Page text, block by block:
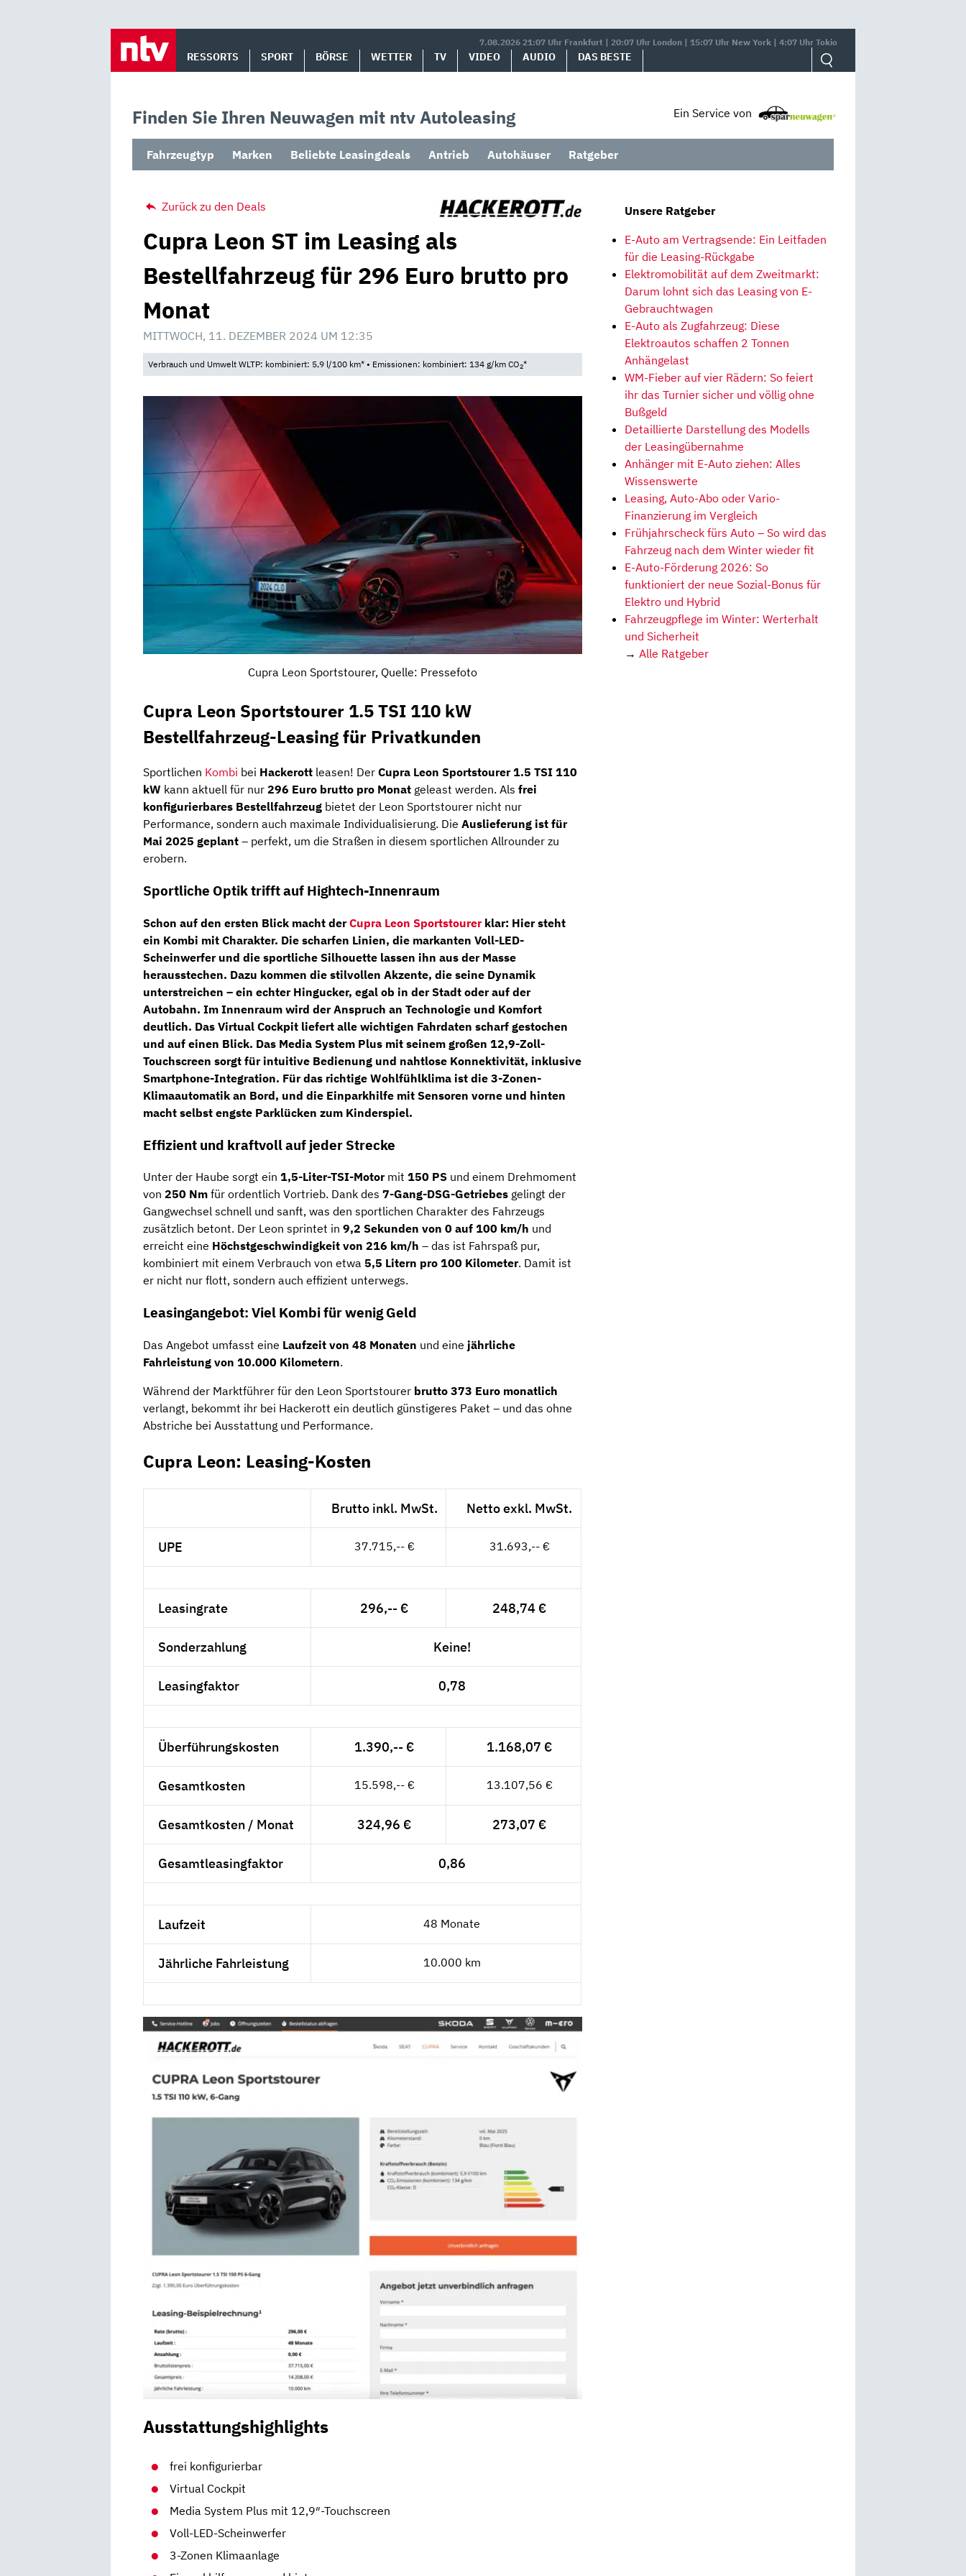
7.08.2026 21:07 Uhr Frankfurt | 20:07 Uhr London | 15:07 Uhr New York | 4:07 Uhr Tokio
RESSORTS SPORT BÖRSE WETTER TV VIDEO AUDIO DAS BESTE
Finden Sie Ihren Neuwagen mit ntv Autoleasing Ein Service von
Fahrzeugtyp Marken Beliebte Leasingdeals Antrieb Autohäuser Ratgeber
Zurück zu den Deals
Cupra Leon ST im Leasing als
Bestellfahrzeug für 296 Euro brutto pro
Monat
MITTWOCH, 11. DEZEMBER 2024 UM 12:35
Verbrauch und Umwelt WLTP: kombiniert: 5,9 l/100 km* • Emissionen: kombiniert: 134 g/km CO2*
Cupra Leon Sportstourer, Quelle: Pressefoto
Cupra Leon Sportstourer 1.5 TSI 110 kW
Bestellfahrzeug-Leasing für Privatkunden
Sportlichen Kombi bei Hackerott leasen! Der Cupra Leon Sportstourer 1.5 TSI 110
kW kann aktuell für nur 296 Euro brutto pro Monat geleast werden. Als frei
konfigurierbares Bestellfahrzeug bietet der Leon Sportstourer nicht nur
Performance, sondern auch maximale Individualisierung. Die Auslieferung ist für
Mai 2025 geplant – perfekt, um die Straßen in diesem sportlichen Allrounder zu
erobern.
Sportliche Optik trifft auf Hightech-Innenraum
Schon auf den ersten Blick macht derCupra Leon Sportstourerklar: Hier steht
ein Kombi mit Charakter. Die scharfen Linien, die markanten Voll-LED-
Scheinwerferund die sportliche Silhouette lassen ihn aus der Masse
herausstechen. Dazu kommen die stilvollen Akzente, die seine Dynamik
unterstreichen – ein echter Hingucker, egal ob in der Stadt oder auf der
Autobahn. Im Innenraum wird der Anspruch an Technologie und Komfort
deutlich. Das Virtual Cockpit liefert alle wichtigen Fahrdaten scharf gestochen
und auf einen Blick. Das Media System Plus mit seinem großen 12,9-Zoll-
Touchscreen sorgt für intuitive Bedienung und nahtlose Konnektivität, inklusive
Smartphone-Integration. Für das richtige Wohlfühlklima ist die 3-Zonen-
Klimaautomatik an Bord, und die Einparkhilfe mit Sensoren vorne und hinten
macht selbst engste Parklücken zum Kinderspiel.
Effizient und kraftvoll auf jeder Strecke
Unter der Haube sorgt ein 1,5-Liter-TSI-Motormit 150 PS und einem Drehmoment
von 250 Nm für ordentlich Vortrieb. Dank des 7-Gang-DSG-Getriebes gelingt der
Gangwechsel schnell und sanft, was den sportlichen Charakter des Fahrzeugs
zusätzlich betont. Der Leon sprintet in 9,2 Sekunden von 0 auf 100 km/h und
erreicht eine Höchstgeschwindigkeit von 216 km/h – das ist Fahrspaß pur,
kombiniert mit einem Verbrauch von etwa 5,5 Litern pro 100 Kilometer. Damit ist
er nicht nur flott, sondern auch effizient unterwegs.
Leasingangebot: Viel Kombi für wenig Geld
Das Angebot umfasst eine Laufzeit von 48 Monaten und eine jährliche
Fahrleistung von 10.000 Kilometern.
Während der Marktführer für den Leon Sportstourer brutto 373 Euro monatlich
verlangt, bekommt ihr bei Hackerott ein deutlich günstigeres Paket – und das ohne
Abstriche bei Ausstattung und Performance.
Cupra Leon: Leasing-Kosten
Brutto inkl. MwSt. Netto exkl. MwSt.
UPE 37.715,-- € 31.693,-- €
Leasingrate 296,-- € 248,74 €
Sonderzahlung Keine!
Leasingfaktor 0,78
Überführungskosten 1.390,-- € 1.168,07 €
Gesamtkosten 15.598,-- € 13.107,56 €
Gesamtkosten / Monat 324,96 € 273,07 €
Gesamtleasingfaktor 0,86
Laufzeit 48 Monate
Jährliche Fahrleistung 10.000 km
Ausstattungshighlights
frei konfigurierbar
Virtual Cockpit
Media System Plus mit 12,9″-Touchscreen
Voll-LED-Scheinwerfer
3-Zonen Klimaanlage
Unsere Ratgeber
E-Auto am Vertragsende: Ein Leitfaden
für die Leasing-Rückgabe
Elektromobilität auf dem Zweitmarkt:
Darum lohnt sich das Leasing von E-
Gebrauchtwagen
E-Auto als Zugfahrzeug: Diese
Elektroautos schaffen 2 Tonnen
Anhängelast
WM-Fieber auf vier Rädern: So feiert
ihr das Turnier sicher und völlig ohne
Bußgeld
Detaillierte Darstellung des Modells
der Leasingübernahme
Anhänger mit E-Auto ziehen: Alles
Wissenswerte
Leasing, Auto-Abo oder Vario-
Finanzierung im Vergleich
Frühjahrscheck fürs Auto – So wird das
Fahrzeug nach dem Winter wieder fit
E-Auto-Förderung 2026: So
funktioniert der neue Sozial-Bonus für
Elektro und Hybrid
Fahrzeugpflege im Winter: Werterhalt
und Sicherheit
→ Alle Ratgeber